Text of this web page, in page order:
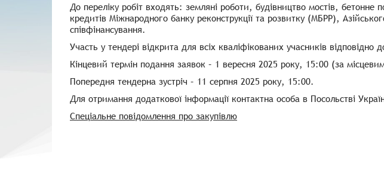
До переліку робіт входять: земляні роботи, будівництво мостів,
кредитів Міжнародного банку реконструкції та розвитку (МБРР),
співфінансування.
Участь у тендері відкрита для всіх кваліфікованих учасників відповідно
Кінцевий термін подання заявок – 1 вересня 2025 року, 15:00 (за
Попередня тендерна зустріч – 11 серпня 2025 року, 15:00.
Для отримання додаткової інформації контактна особа в Посольстві
Спеціальне повідомлення про закупівлю